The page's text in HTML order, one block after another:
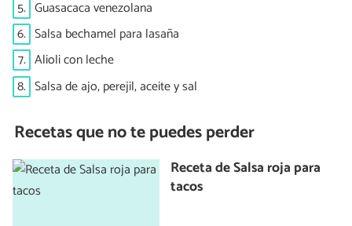
5. Guasacaca venezolana
6. Salsa bechamel para lasaña
7. Alioli con leche
8. Salsa de ajo, perejil, aceite y sal
Recetas que no te puedes perder
Receta de Salsa roja para
tacos